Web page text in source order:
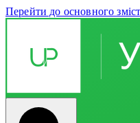
Перейти до основного